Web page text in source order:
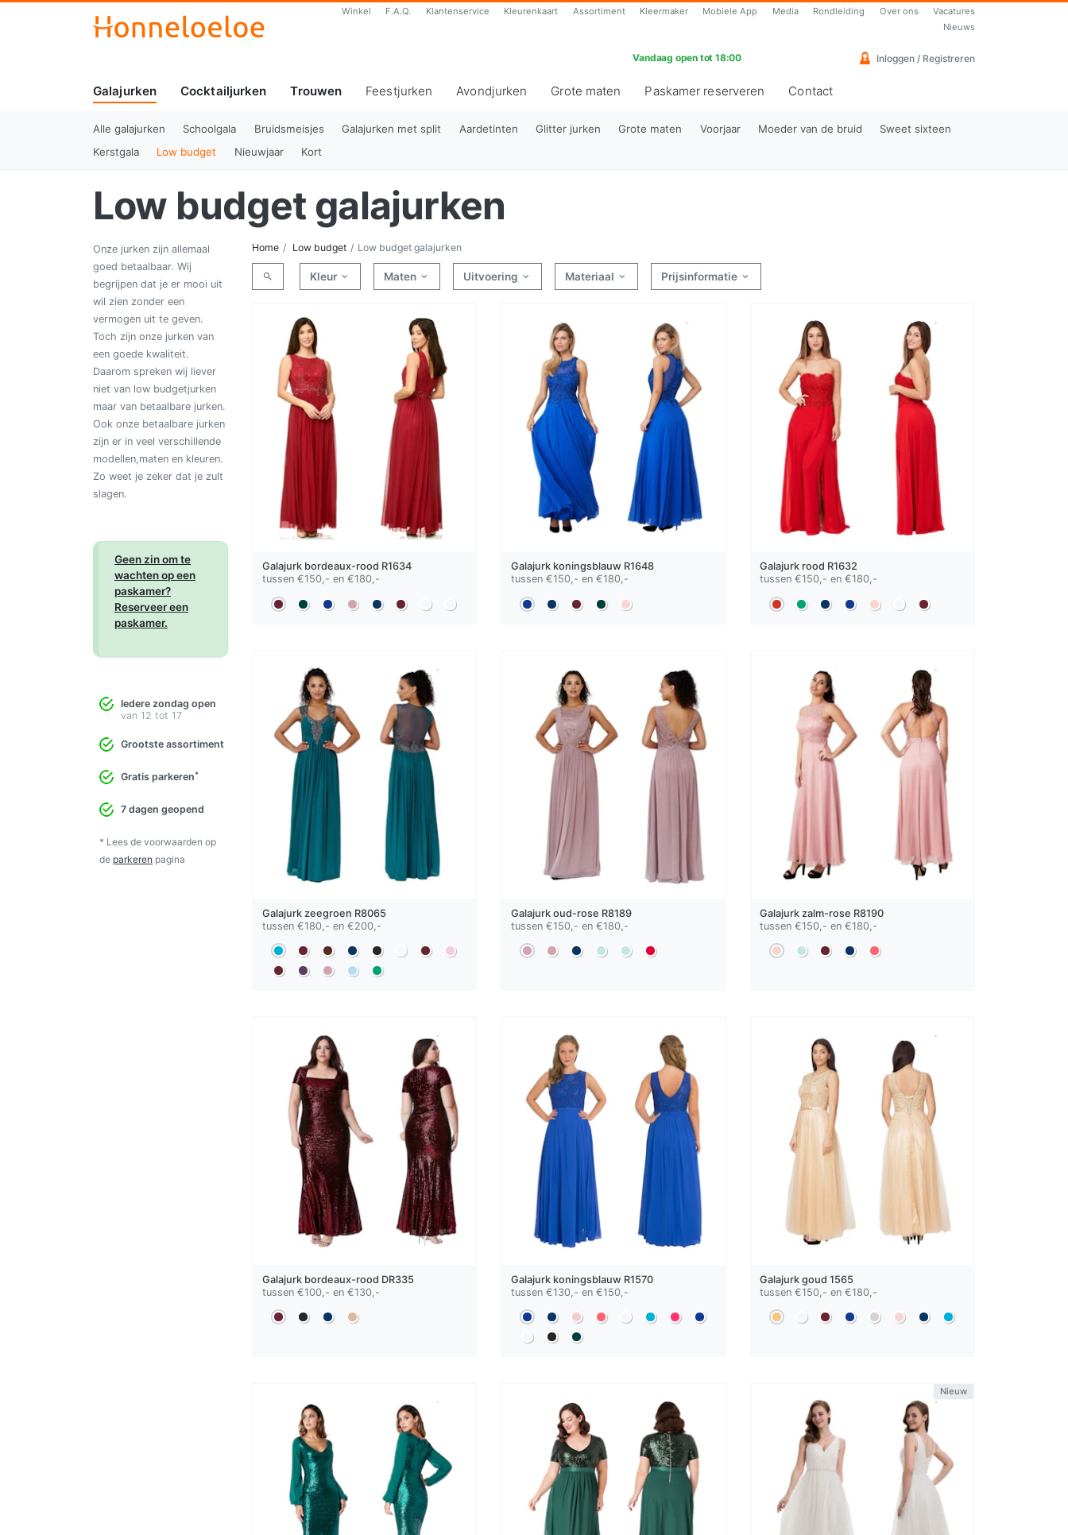
Winkel F.A.Q. Klantenservice Kleurenkaart Assortiment Kleermaker Mobiele App Media Rondleiding Over ons
Vacatures
Nieuws
Vandaag open tot 18:00 Inloggen / Registreren
Galajurken
Cocktailjurken Trouwen Feestjurken Avondjurken Grote maten Paskamer reserveren Contact
Alle galajurken Schoolgala Bruidsmeisjes Galajurken met split Aardetinten Glitter jurken Grote maten Voorjaar Moeder van de bruid
Sweet sixteen
Kerstgala
Low budget Nieuwjaar Kort
Low budget galajurken
Onze jurken zijn allemaal
goed betaalbaar. Wij
begrijpen dat je er mooi uit
wil zien zonder een
vermogen uit te geven.
Toch zijn onze jurken van
een goede kwaliteit.
Daarom spreken wij liever
niet van low budgetjurken
maar van betaalbare jurken.
Ook onze betaalbare jurken
zijn er in veel verschillende
modellen,maten en kleuren.
Zo weet je zeker dat je zult
slagen.
Geen zin om te
wachten op een
paskamer?
Reserveer een
paskamer.
Iedere zondag open
van 12 tot 17
Grootste assortiment
Gratis parkeren*
7 dagen geopend
* Lees de voorwaarden op
de parkeren pagina
Home Low budget Low budget galajurken
Kleur Maten Uitvoering Materiaal Prijsinformatie
Galajurk bordeaux-rood R1634
tussen €150,- en €180,-
Galajurk koningsblauw R1648
tussen €150,- en €180,-
Galajurk rood R1632
tussen €150,- en €180,-
Galajurk zeegroen R8065
tussen €180,- en €200,-
Galajurk oud-rose R8189
tussen €150,- en €180,-
Galajurk zalm-rose R8190
tussen €150,- en €180,-
Galajurk bordeaux-rood DR335
tussen €100,- en €130,-
Galajurk koningsblauw R1570
tussen €130,- en €150,-
Galajurkgoud 1565
tussen €150,- en €180,-
Nieuw